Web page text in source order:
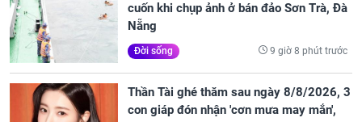
cuốn khi chụp ảnh ở bán đảo Sơn Trà, Đà
Nẵng
Đời sống 9 giờ 8 phút trước
Thần Tài ghé thăm sau ngày 8/8/2026, 3
con giáp đón nhận 'cơn mưa may mắn',